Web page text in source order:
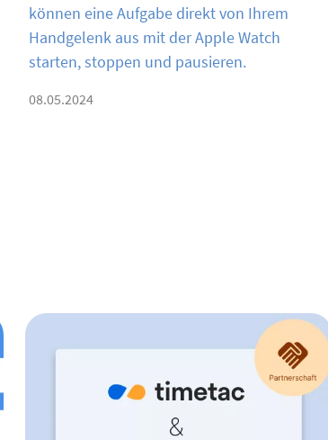
können eine Aufgabe direkt von Ihrem
Handgelenk aus mit der Apple Watch
starten, stoppen und pausieren.
08.05.2024